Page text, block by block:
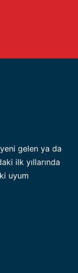
gelen ya da
ilk yıllarında
uyum